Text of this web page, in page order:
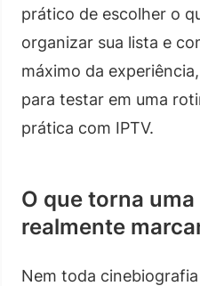
prático de escolher o
organizar sua lista e
máximo da
para testar em uma
prática com IPTV.
O que torna
realmente
Nem toda